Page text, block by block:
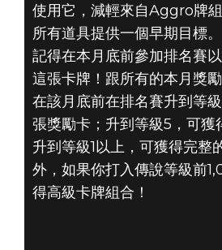
使用它，減輕來自Aggro牌
所有道具提供一個早期目標。
記得在本月底前參加排名賽
這張卡牌！跟所有的本月獎
在該月底前在排名賽升到等
張獎勵卡；升到等級5，可獲
升到等級1以上，可獲得完整
外，如果你打入傳說等級前
得高級卡牌組合！